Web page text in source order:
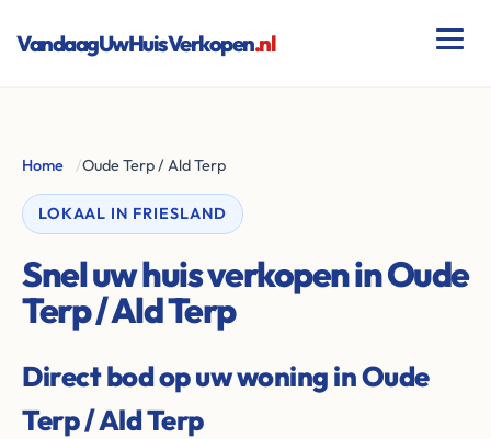
VandaagUwHuisVerkopen.nl
Home /Oude Terp / Ald Terp
LOKAAL IN FRIESLAND
Snel uw huis verkopen in Oude
Terp / Ald Terp
Direct bod op uw woning in Oude
Terp / Ald Terp